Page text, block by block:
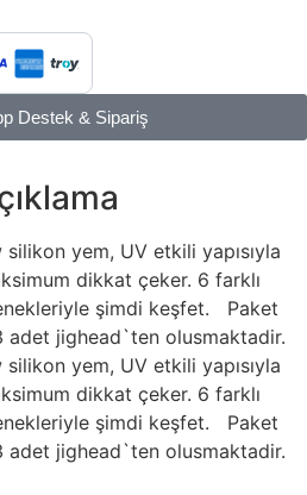
Destek & Sipariş
yem, UV etkili yapısıyla
dikkat çeker. 6 farklı
şimdi keşfet. Paket
jighead`ten olusmaktadir.
yem, UV etkili yapısıyla
dikkat çeker. 6 farklı
şimdi keşfet. Paket
jighead`ten olusmaktadir.